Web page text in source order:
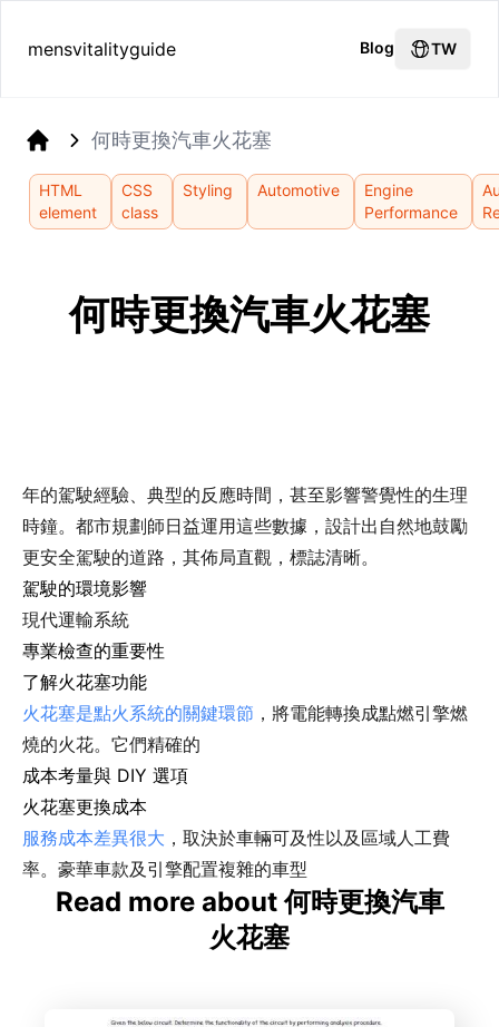
mensvitalityguide Blog TW
何時更換汽車火花塞
HTML
element
CSS
class
Styling Automotive
Engine
Performance
何時更換汽車火花塞
年的駕駛經驗、典型的反應時間，甚至影響警覺性的生理
時鐘。都市規劃師日益運用這些數據，設計出自然地鼓勵
更安全駕駛的道路，其佈局直觀，標誌清晰。
駕駛的環境影響
現代運輸系統
專業檢查的重要性
了解火花塞功能
火花塞是點火系統的關鍵環節 ，將電能轉換成點燃引擎燃
燒的火花。它們精確的
成本考量與 DIY 選項
火花塞更換成本
服務成本差異很大 ，取決於車輛可及性以及區域人工費
率。豪華車款及引擎配置複雜的車型
Read more about 何時更換汽車
火花塞